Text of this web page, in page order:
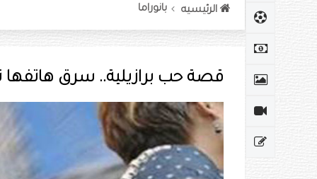
الرئيسيه بانوراما
قصة حب برازيلية.. سرق هاتفها